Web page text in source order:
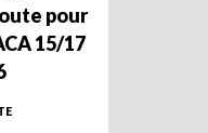
pour
15/17